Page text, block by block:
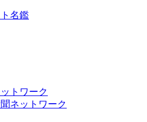
名鑑
トワーク
ネットワーク